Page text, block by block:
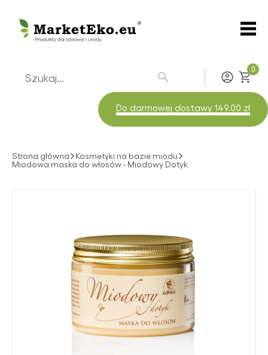
Zaloguj
0
Do darmowej dostawy 149.00 zł
Strona główna
Kosmetyki na bazie miodu
Miodowa maska do włosów - Miodowy Dotyk